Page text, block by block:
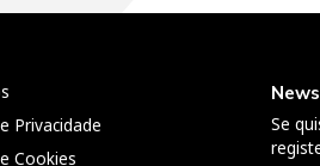
Privacidade
Cookies
Se